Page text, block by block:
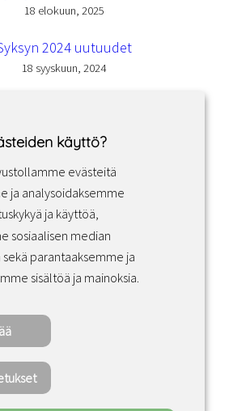
18 elokuun, 2025
2024 uutuudet
18 syyskuun, 2024
Facebook Instagram LinkedIn
· Valaisin Grönlund – All
Rights Reserved
käyttö?
evästeitä
ja analysoidaksemme
ja käyttöä,
sosiaalisen median
sekä parantaaksemme ja
sisältöä ja mainoksia.